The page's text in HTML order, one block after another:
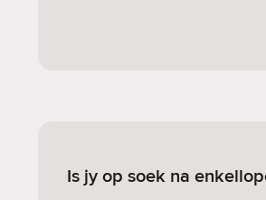
Is jy op soek na